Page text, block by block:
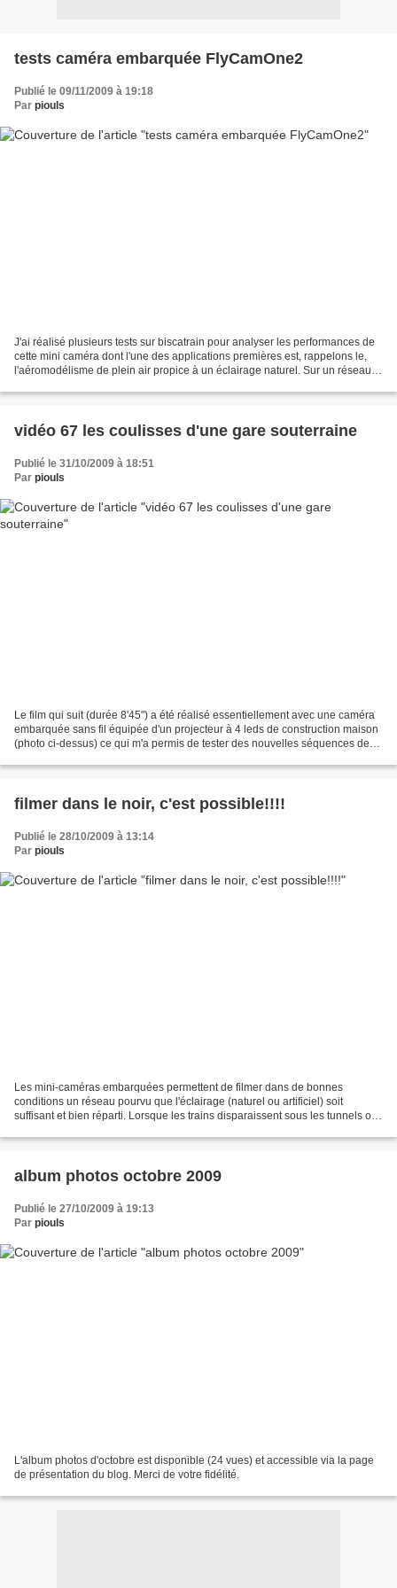
tests caméra embarquée FlyCamOne2
Publié le 09/11/2009 à 19:18
Par piouls
J'ai réalisé plusieurs tests sur biscatrain pour analyser les performances de
cette mini caméra dont l'une des applications premières est, rappelons le,
l'aéromodélisme de plein air propice à un éclairage naturel. Sur un réseau
vidéo 67 les coulisses d'une gare souterraine
Publié le 31/10/2009 à 18:51
Par piouls
Le film qui suit (durée 8'45") a été réalisé essentiellement avec une caméra
embarquée sans fil équipée d'un projecteur à 4 leds de construction maison
(photo ci-dessus) ce qui m'a permis de tester des nouvelles séquences de
filmer dans le noir, c'est possible!!!!
Publié le 28/10/2009 à 13:14
Par piouls
Les mini-caméras embarquées permettent de filmer dans de bonnes
conditions un réseau pourvu que l'éclairage (naturel ou artificiel) soit
suffisant et bien réparti. Lorsque les trains disparaissent sous les tunnels ou
album photos octobre 2009
Publié le 27/10/2009 à 19:13
Par piouls
L'album photos d'octobre est disponible (24 vues) et accessible via la page
de présentation du blog. Merci de votre fidélité.